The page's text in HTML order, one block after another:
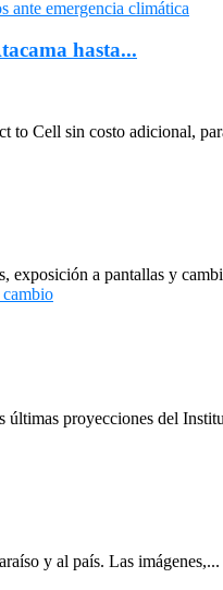
hasta...
to Cell sin costo adicional,
exposición a pantallas y
últimas proyecciones del
y al país. Las imágenes,...